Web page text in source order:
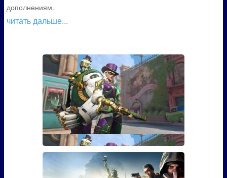
дополнениям.
читать дальше...
Гайд: Как открыть скин Марди
Гра для Эш из Overwatch